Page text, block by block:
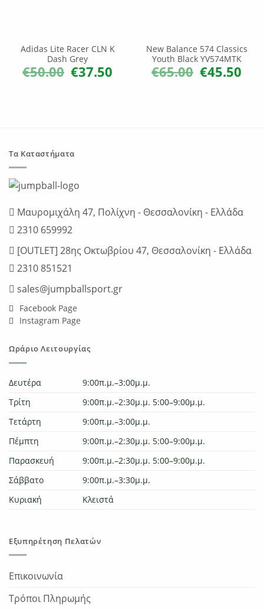
Adidas Lite Racer CLN K
Dash Grey
€50.00 Original
price
€37.50Η
τρέχουσα
New Balance 574 Classics
Youth Black YV574MTK
€65.00 Original
price
€45.50Η
Τα Καταστήματα
Μαυρομιχάλη 47, Πολίχνη - Θεσσαλονίκη - Ελλάδα
2310 659992
[OUTLET] 28ης Οκτωβρίου 47, Θεσσαλονίκη - Ελλάδα
2310 851521
sales@jumpballsport.gr
Facebook Page
Instagram Page
Ωράριο Λειτουργίας
Δευτέρα
9:00π.μ.–3:00μ.μ.
Τρίτη
9:00π.μ.–2:30μ.μ. 5:00–9:00μ.μ.
Τετάρτη
9:00π.μ.–3:00μ.μ.
Πέμπτη
9:00π.μ.–2:30μ.μ. 5:00–9:00μ.μ.
Παρασκευή
9:00π.μ.–2:30μ.μ. 5:00–9:00μ.μ.
Σάββατο
9:00π.μ.–3:30μ.μ.
Κυριακή
Κλειστά
Εξυπηρέτηση Πελατών
Επικοινωνία
Τρόποι Πληρωμής